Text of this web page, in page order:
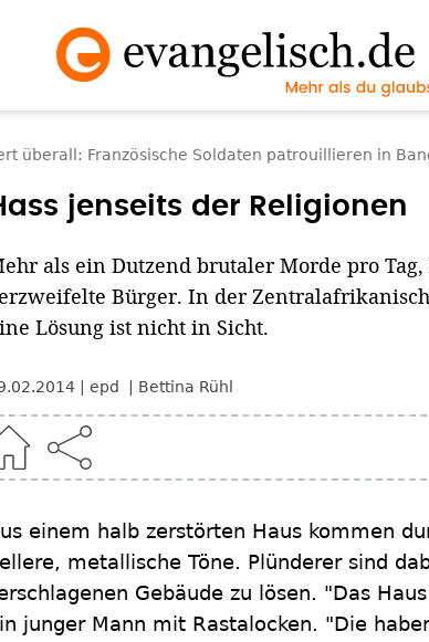
überall: Französische Soldaten patrouillieren in
jenseits der Religionen
als ein Dutzend brutaler Morde pro
Bürger. In der
Lösung ist nicht in Sicht.
epd Bettina Rühl
einem halb zerstörten Haus kommen
metallische Töne. Plünderer sind
Gebäude zu lösen. "Das
junger Mann mit Rastalocken. "Die